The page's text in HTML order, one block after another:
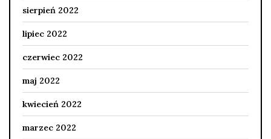
sierpień 2022
lipiec 2022
czerwiec 2022
maj 2022
kwiecień 2022
marzec 2022